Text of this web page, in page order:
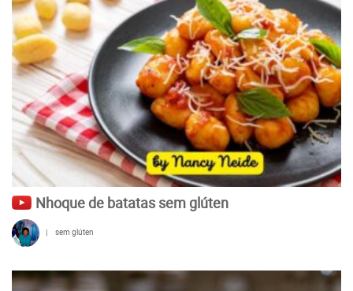
Nhoque de batatas sem glúten
| sem glúten